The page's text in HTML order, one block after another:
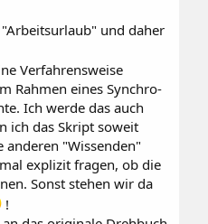
und daher
Verfahrensweise
Rahmen eines Synchro-
Ich werde das auch
ich das Skript soweit
anderen "Wissenden"
explizit fragen, ob die
Sonst stehen wir da
!